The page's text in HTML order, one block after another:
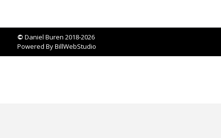
© Daniel Buren 2018-2026
Powered ByBillWebStudio